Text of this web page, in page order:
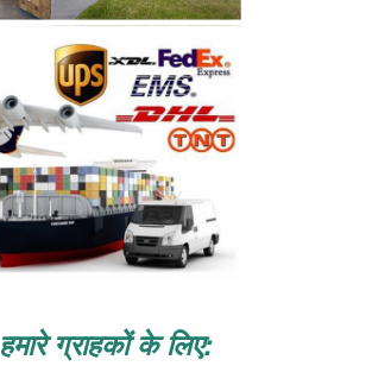
हमारे ग्राहकों के लिए: